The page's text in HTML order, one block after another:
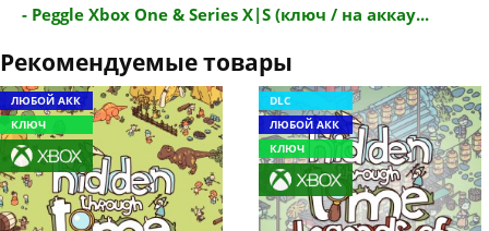
- Peggle Xbox One & Series X|S (ключ / на аккау...
Рекомендуемые товары
ЛЮБОЙ АКК
КЛЮЧ
DLC
ЛЮБОЙ АКК
КЛЮЧ